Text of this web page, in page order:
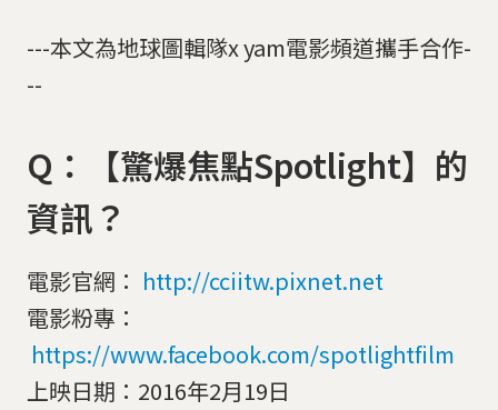
---本文為地球圖輯隊x yam電影頻道攜手合作-
--
Q：【驚爆焦點Spotlight】的
資訊？
電影官網： http://cciitw.pixnet.net
電影粉專：
https://www.facebook.com/spotlightfilm
上映日期：2016年2月19日